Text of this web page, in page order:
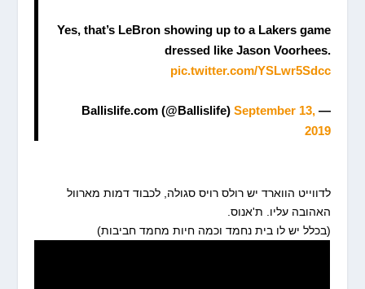
Yes, that’s LeBron showing up to a Lakers game
dressed like Jason Voorhees.
pic.twitter.com/YSLwr5Sdcc
— Ballislife.com (@Ballislife)
September 13,
2019
לדווייט הווארד יש רולס רויס סגולה, לכבוד דמות מארוול
האהובה עליו. ת'אנוס.
(בכלל יש לו בית נחמד וכמה חיות מחמד חביבות)